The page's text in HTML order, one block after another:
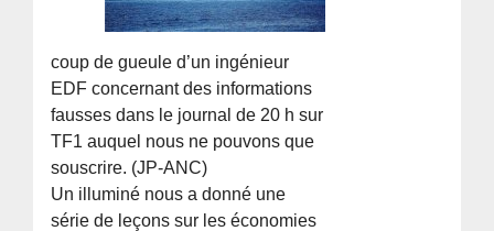
coup de gueule d’un ingénieur
EDF concernant des informations
fausses dans le journal de 20 h sur
TF1 auquel nous ne pouvons que
souscrire. (JP-ANC)
Un illuminé nous a donné une
série de leçons sur les économies